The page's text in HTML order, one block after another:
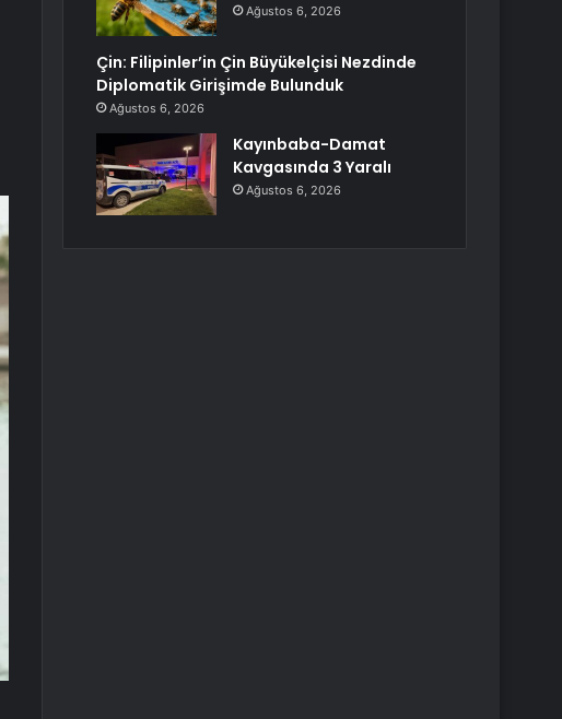
Ağustos 6, 2026
Çin: Filipinler’in Çin Büyükelçisi Nezdinde
Diplomatik Girişimde Bulunduk
Ağustos 6, 2026
Kayınbaba-Damat
Kavgasında 3 Yaralı
Ağustos 6, 2026